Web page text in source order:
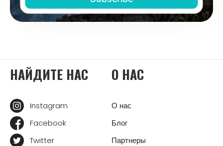
НАЙДИТЕ НАС
Instagram
Facebook
Twitter
О НАС
О нас
Блог
Партнеры